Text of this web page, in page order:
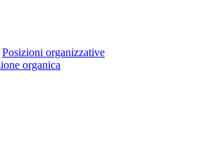
Posizioni organizzative
organica